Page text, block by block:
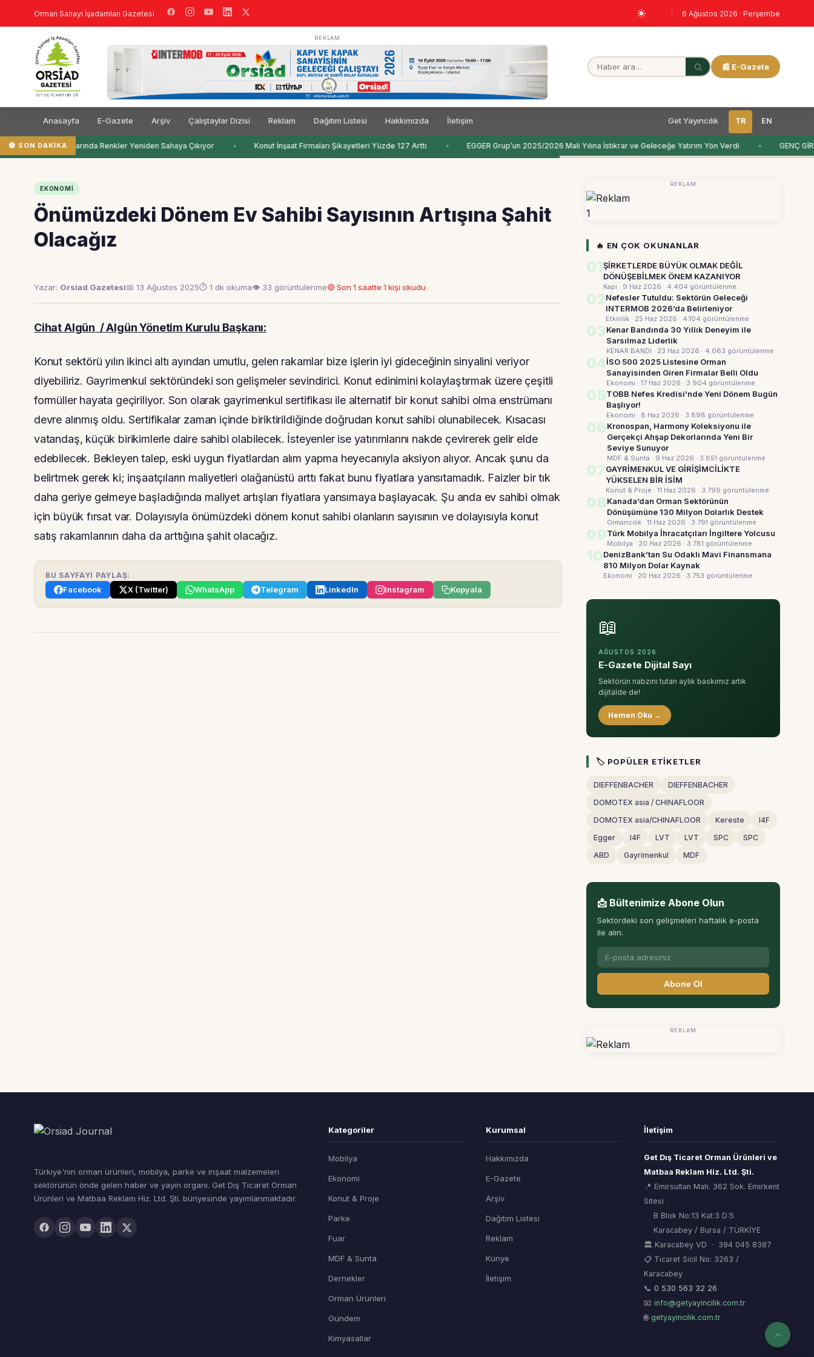
Orman Sanayi İşadamları Gazetesi 6 Ağustos 2026 · Perşembe
REKLAM
📰 E-Gazete
Anasayfa E-Gazete Arşiv Çalıştaylar Dizisi Reklam Dağıtım Listesi Hakkımızda İletişim Get Yayıncılık TR EN
🔴 SON DAKIKA
Çocuk Odalarında Renkler Yeniden Sahaya Çıkıyor Konut İnşaat Firmaları Şikayetleri Yüzde 127 Arttı EGGER Grup’un 2025/2026 Mali Yılına İstikrar ve Geleceğe Yatırım Yön Verdi GENÇ
EKONOMI
Önümüzdeki Dönem Ev Sahibi Sayısının Artışına Şahit
Olacağız
Yazar: Orsiad Gazetesi📅 13 Ağustos 2025⏱ 1 dk okuma👁 33 görüntülenme🔴 Son 1 saatte 1 kişi okudu
Cihat Algün / Algün Yönetim Kurulu Başkanı:
Konut sektörü yılın ikinci altı ayından umutlu, gelen rakamlar bize işlerin iyi gideceğinin sinyalini veriyor
diyebiliriz. Gayrimenkul sektöründeki son gelişmeler sevindirici. Konut edinimini kolaylaştırmak üzere çeşitli
formüller hayata geçiriliyor. Son olarak gayrimenkul sertifikası ile alternatif bir konut sahibi olma enstrümanı
devre alınmış oldu. Sertifikalar zaman içinde biriktirildiğinde doğrudan konut sahibi olunabilecek. Kısacası
vatandaş, küçük birikimlerle daire sahibi olabilecek. İsteyenler ise yatırımlarını nakde çevirerek gelir elde
edebilecek. Bekleyen talep, eski uygun fiyatlardan alım yapma heyecanıyla aksiyon alıyor. Ancak şunu da
belirtmek gerek ki; inşaatçıların maliyetleri olağanüstü arttı fakat bunu fiyatlara yansıtamadık. Faizler bir tık
daha geriye gelmeye başladığında maliyet artışları fiyatlara yansımaya başlayacak. Şu anda ev sahibi olmak
için büyük fırsat var. Dolayısıyla önümüzdeki dönem konut sahibi olanların sayısının ve dolayısıyla konut
satış rakamlarının daha da arttığına şahit olacağız.
BU SAYFAYI PAYLAŞ:
Facebook X (Twitter) WhatsApp Telegram LinkedIn Instagram Kopyala
REKLAM
1
🔥 EN ÇOK OKUNANLAR
01ŞİRKETLERDE BÜYÜK OLMAK DEĞİL
DÖNÜŞEBİLMEK ÖNEM KAZANIYOR
Kapı · 9 Haz 2026 · 4.404 görüntülenme
02Nefesler Tutuldu: Sektörün Geleceği
INTERMOB 2026’da Belirleniyor
Etkinlik · 25 Haz 2026 · 4.104 görüntülenme
03Kenar Bandında 30 Yıllık Deneyim ile
Sarsılmaz Liderlik
KENAR BANDI · 23 Haz 2026 · 4.063 görüntülenme
04İSO 500 2025 Listesine Orman
Sanayisinden Giren Firmalar Belli Oldu
Ekonomi · 17 Haz 2026 · 3.904 görüntülenme
05TOBB Nefes Kredisi’nde Yeni Dönem Bugün
Başlıyor!
Ekonomi · 8 Haz 2026 · 3.898 görüntülenme
06Kronospan, Harmony Koleksiyonu ile
Gerçekçi Ahşap Dekorlarında Yeni Bir
Seviye Sunuyor
MDF & Sunta · 9 Haz 2026 · 3.851 görüntülenme
07GAYRİMENKUL VE GİRİŞİMCİLİKTE
YÜKSELEN BİR İSİM
Konut & Proje · 11 Haz 2026 · 3.799 görüntülenme
08Kanada’dan Orman Sektörünün
Dönüşümüne 130 Milyon Dolarlık Destek
Ormancılık · 11 Haz 2026 · 3.791 görüntülenme
09Türk Mobilya İhracatçıları İngiltere Yolcusu
Mobilya · 20 Haz 2026 · 3.781 görüntülenme
10DenizBank’tan Su Odaklı Mavi Finansmana
810 Milyon Dolar Kaynak
Ekonomi · 20 Haz 2026 · 3.753 görüntülenme
📖
AĞUSTOS 2026
E-Gazete Dijital Sayı
Sektörün nabzını tutan aylık baskımız artık
dijitalde de!
Hemen Oku →
🏷 POPÜLER ETIKETLER
DIEFFENBACHER
DIEFFENBACHER
DOMOTEX asia / CHINAFLOOR
DOMOTEX asia/CHINAFLOOR
Kereste
I4F
Egger
I4F LVT LVT SPC
SPC
ABD
Gayrimenkul MDF
📩 Bültenimize Abone Olun
Sektördeki son gelişmeleri haftalık e-posta
ile alın.
Abone Ol
REKLAM
Türkiye'nin orman ürünleri, mobilya, parke ve inşaat malzemeleri
sektörünün önde gelen haber ve yayın organı. Get Dış Ticaret Orman
Ürünleri ve Matbaa Reklam Hiz. Ltd. Şti. bünyesinde yayımlanmaktadır.
Kategoriler
Mobilya
Ekonomi
Konut & Proje
Parke
Fuar
MDF & Sunta
Dernekler
Orman Ürünleri
Gündem
Kimyasallar
Kurumsal
Hakkımızda
E-Gazete
Arşiv
Dağıtım Listesi
Reklam
Künye
İletişim
İletişim
Get Dış Ticaret Orman Ürünleri ve
Matbaa Reklam Hiz. Ltd. Şti.
📍 Emirsultan Mah. 362 Sok. Emirkent
Sitesi
B Blok No:13 Kat:3 D:5
Karacabey / Bursa / TÜRKİYE
🏛 Karacabey VD · 394 045 8387
📋 Ticaret Sicil No: 3263 /
Karacabey
📞 0 530 563 32 26
📧info@getyayincilik.com.tr
🌐 getyayincilik.com.tr
ORSİAD AI
Sektörel Hafıza Asistanı